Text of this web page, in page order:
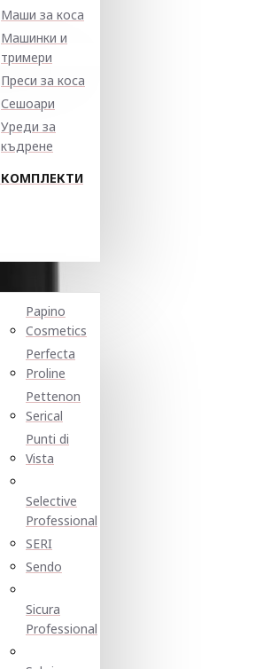
Маши за коса
Машинки и
тримери
Преси за коса
Сешоари
Уреди за
къдрене
КОМПЛЕКТИ
Papino
Cosmetics
Perfecta
Proline
Pettenon
Serical
Punti di
Vista
Selective
Professional
SERI
Sendo
Sicura
Professional